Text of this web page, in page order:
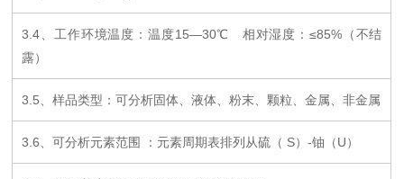
3.4、工作环境温度：温度15—30℃ 相对湿度：≤85%（不结
露）
3.5、样品类型：可分析固体、液体、粉末、颗粒、金属、非金属
3.6、可分析元素范围 ：元素周期表排列从硫（ S）-铀（U）